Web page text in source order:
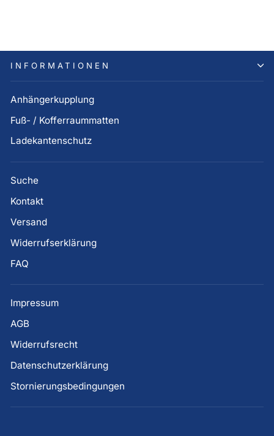
INFORMATIONEN
Anhängerkupplung
Fuß- / Kofferraummatten
Ladekantenschutz
Suche
Kontakt
Versand
Widerrufserklärung
FAQ
Impressum
AGB
Widerrufsrecht
Datenschutzerklärung
Stornierungsbedingungen